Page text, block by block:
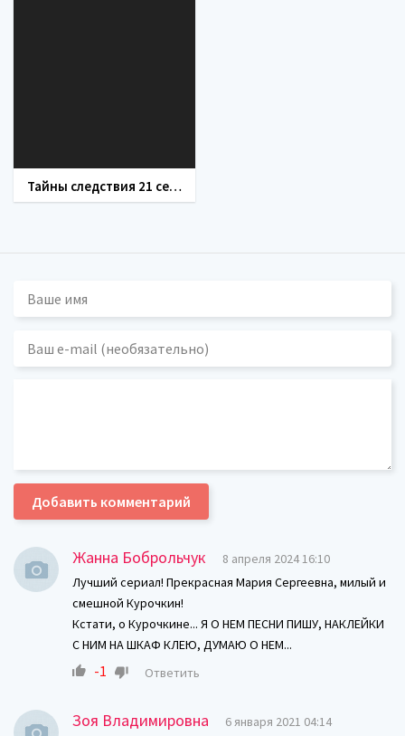
Тайны следствия 21 сезон
Добавить комментарий
Жанна Боброльчук
8 апреля 2024 16:10
Лучший сериал! Прекрасная Мария Сергеевна, милый и
смешной Курочкин!
Кстати, о Курочкине... Я О НЕМ ПЕСНИ ПИШУ, НАКЛЕЙКИ
С НИМ НА ШКАФ КЛЕЮ, ДУМАЮ О НЕМ...
-1 Ответить
Зоя Владимировна
6 января 2021 04:14